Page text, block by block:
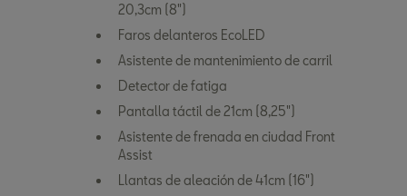
20,3cm (8")
Faros delanteros EcoLED
Asistente de mantenimiento de carril
Detector de fatiga
Pantalla táctil de 21cm (8,25")
Asistente de frenada en ciudad Front
Assist
Llantas de aleación de 41cm (16")